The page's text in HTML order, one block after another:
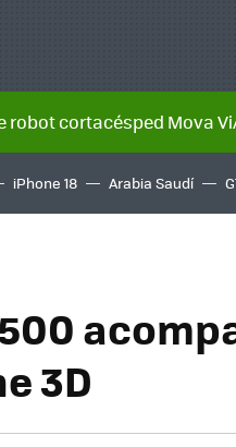
robot cortacésped Mova
iPhone 18 Arabia Saudí
3D